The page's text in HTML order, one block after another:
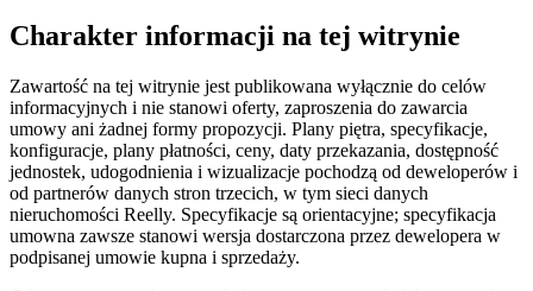
Charakter informacji na tej witrynie
Zawartość na tej witrynie jest publikowana wyłącznie do celów
informacyjnych i nie stanowi oferty, zaproszenia do zawarcia
umowy ani żadnej formy propozycji. Plany piętra, specyfikacje,
konfiguracje, plany płatności, ceny, daty przekazania, dostępność
jednostek, udogodnienia i wizualizacje pochodzą od deweloperów i
od partnerów danych stron trzecich, w tym sieci danych
nieruchomości Reelly. Specyfikacje są orientacyjne; specyfikacja
umowna zawsze stanowi wersja dostarczona przez dewelopera w
podpisanej umowie kupna i sprzedaży.